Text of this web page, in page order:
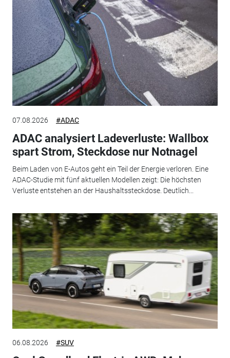
07.08.2026 #ADAC
ADAC analysiert Ladeverluste: Wallbox
spart Strom, Steckdose nur Notnagel
Beim Laden von E-Autos geht ein Teil der Energie verloren. Eine
ADAC-Studie mit fünf aktuellen Modellen zeigt: Die höchsten
Verluste entstehen an der Haushaltssteckdose. Deutlich...
06.08.2026 #SUV